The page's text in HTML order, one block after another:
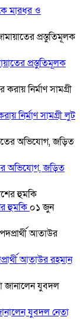
মারধর ও
প্রস্তুতিমূলক
নির্মাণ সামগ্রী লুট
অভিযোগ, জড়িত
হুমকি ০১ জুন
আতাউর রহমান
যুবদল নেতা